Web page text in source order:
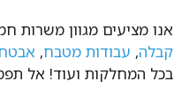
אנו מציעים מגוון משרות
קבלה, עבודות מטבח,
בכל המחלקות ועוד! אל